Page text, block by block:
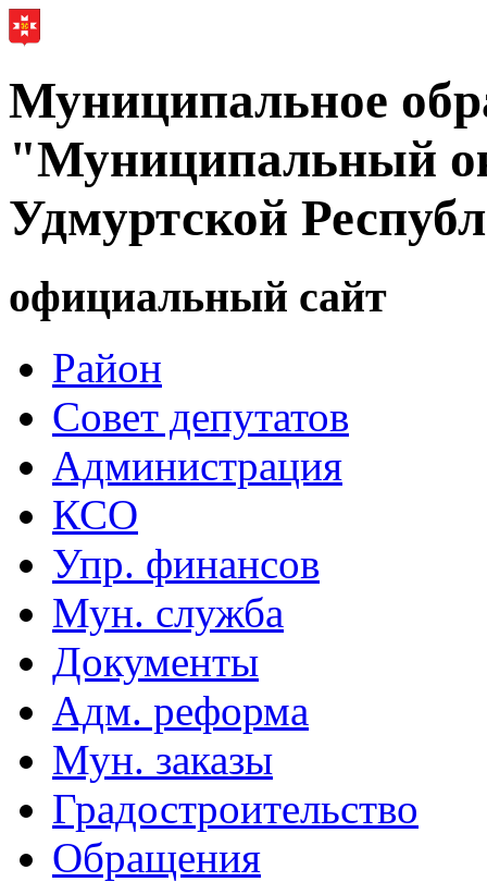
Муниципальное
"Муниципальный
Удмуртской
официальный сайт
Район
Совет депутатов
Администрация
КСО
Упр. финансов
Мун. служба
Документы
Адм. реформа
Мун. заказы
Градостроительство
Обращения